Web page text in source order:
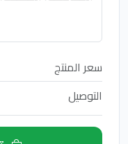
سعر المنتج
التوصيل